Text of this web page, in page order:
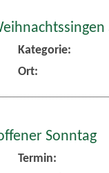
Kategorie:
Ort:
Sonntag
Termin: